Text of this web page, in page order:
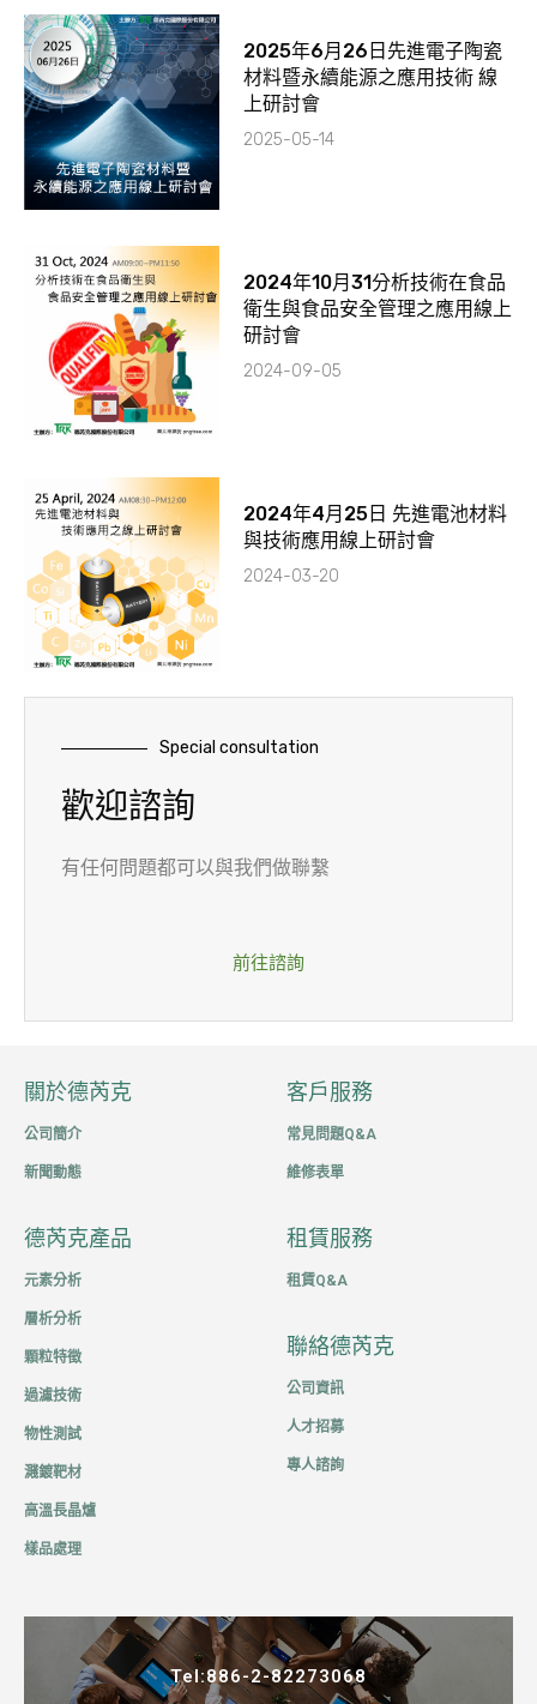
2025年6月26日先進電子陶瓷
材料暨永續能源之應用技術 線
上研討會
2025-05-14
2024年10月31分析技術在食品
衛生與食品安全管理之應用線上
研討會
2024-09-05
2024年4月25日 先進電池材料
與技術應用線上研討會
2024-03-20
Special consultation
歡迎諮詢
有任何問題都可以與我們做聯繫
前往諮詢
關於德芮克
公司簡介
新聞動態
客戶服務
常見問題Q&A
維修表單
德芮克產品
元素分析
層析分析
顆粒特徵
過濾技術
物性測試
濺鍍靶材
高溫長晶爐
樣品處理
租賃服務
租賃Q&A
聯絡德芮克
公司資訊
人才招募
專人諮詢
Tel:886-2-82273068